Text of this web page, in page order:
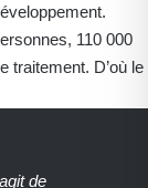
110 000
traitement. D’où le
de